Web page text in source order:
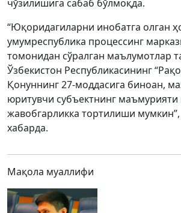
чўзилишига сабаб бўлмоқда.
“Юқоридагиларни инобатга олган
умумреспублика процессинг
томонидан сўралган маълумотлар
Ўзбекистон Республикасининг
Қонуннинг 27-моддасига биноан,
юритувчи субъектнинг
жавобгарликка тортилиши
хабарда.
Мақола муаллифи